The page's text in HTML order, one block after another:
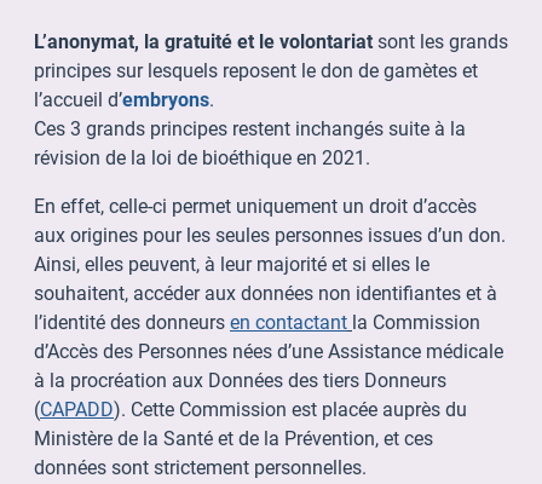
L’anonymat, la gratuité et le volontariat sont les grands
principes sur lesquels reposent le don de gamètes et
l’accueil d’embryons.
Ces 3 grands principes restent inchangés suite à la
révision de la loi de bioéthique en 2021.
En effet, celle-ci permet uniquement un droit d’accès
aux origines pour les seules personnes issues d’un don.
Ainsi, elles peuvent, à leur majorité et si elles le
souhaitent, accéder aux données non identifiantes et à
l’identité des donneurs en contactant la Commission
d’Accès des Personnes nées d’une Assistance médicale
à la procréation aux Données des tiers Donneurs
(CAPADD). Cette Commission est placée auprès du
Ministère de la Santé et de la Prévention, et ces
données sont strictement personnelles.